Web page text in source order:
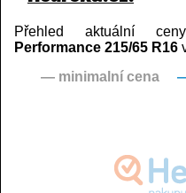
Přehled aktuální
Performance 215/65 R16
— minimalní cena